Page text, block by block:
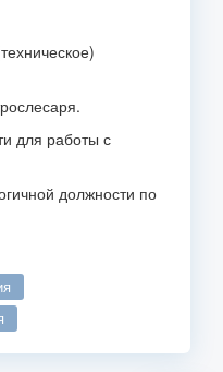
для работы с
должности по